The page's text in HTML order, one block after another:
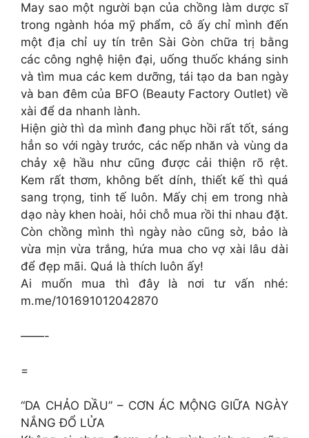
May sao một người bạn của chồng làm dược sĩ
trong ngành hóa mỹ phẩm, cô ấy chỉ mình đến
một địa chỉ uy tín trên Sài Gòn chữa trị bằng
các công nghệ hiện đại, uống thuốc kháng sinh
và tìm mua các kem dưỡng, tái tạo da ban ngày
và ban đêm của BFO (Beauty Factory Outlet) về
xài để da nhanh lành.
Hiện giờ thì da mình đang phục hồi rất tốt, sáng
hẳn so với ngày trước, các nếp nhăn và vùng da
chảy xệ hầu như cũng được cải thiện rõ rệt.
Kem rất thơm, không bết dính, thiết kế thì quá
sang trọng, tinh tế luôn. Mấy chị em trong nhà
dạo này khen hoài, hỏi chỗ mua rồi thi nhau đặt.
Còn chồng mình thì ngày nào cũng sờ, bảo là
vừa mịn vừa trắng, hứa mua cho vợ xài lâu dài
để đẹp mãi. Quá là thích luôn ấy!
Ai muốn mua thì đây là nơi tư vấn nhé:
m.me/101691012042870
——-
=
“DA CHẢO DẦU” – CƠN ÁC MỘNG GIỮA NGÀY
NẮNG ĐỔ LỬA